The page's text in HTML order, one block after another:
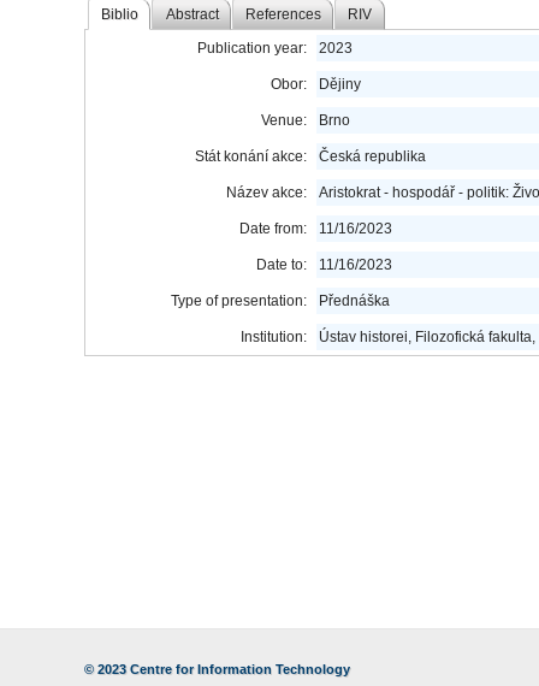
Biblio Abstract References RIV
Publication year: 2023
Obor: Dějiny
Venue: Brno
Stát konání akce: Česká republika
Název akce: Aristokrat - hospodář - politik:
Date from: 11/16/2023
Date to: 11/16/2023
Type of presentation: Přednáška
Institution: Ústav historei, Filozofická
© 2023 Centre for Information Technology